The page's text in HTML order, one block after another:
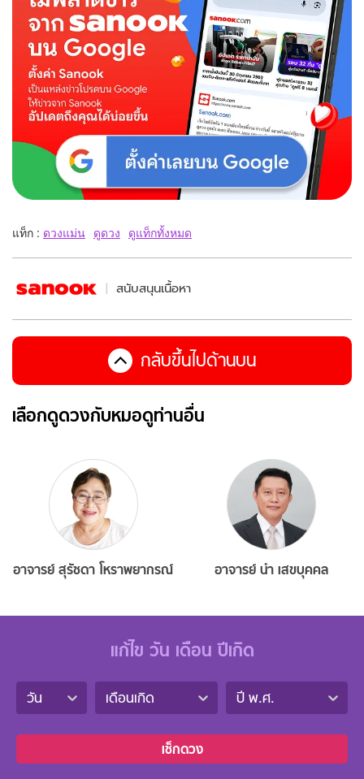
แท็ก : ดวงแม่น ดูดวง ดูแท็กทั้งหมด
สนับสนุนเนื้อหา
กลับขึ้นไปด้านบน
เลือกดูดวงกับหมอดูท่านอื่น
อาจารย์ สุรัชดา โหราพยากรณ์ อาจารย์ นำ เสขบุคคล
แก้ไข วัน เดือน ปีเกิด
วัน เดือนเกิด ปี พ.ศ.
เช็กดวง